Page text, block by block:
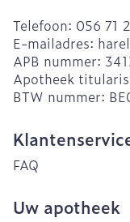
Telefoon: 056 71
E-mailadres:
APB nummer:
Apotheek
BTW nummer:
FAQ
Uw apotheek